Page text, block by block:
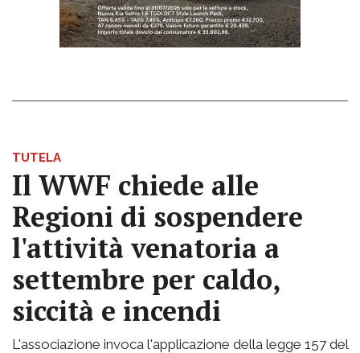
TUTELA
Il WWF chiede alle
Regioni di sospendere
l'attività venatoria a
settembre per caldo,
siccità e incendi
L'associazione invoca l'applicazione della legge 157 del